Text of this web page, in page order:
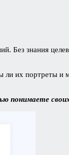
Без знания
их портреты и
понимаете